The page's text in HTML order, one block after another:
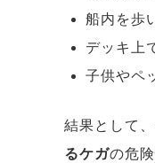
船内を歩
デッキ上
子供やペ
結果として
るケガの危